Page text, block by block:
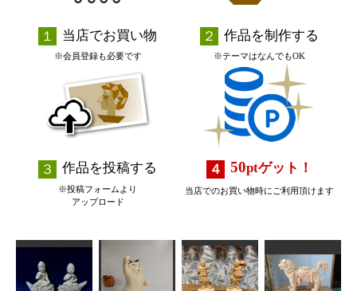
当店でお買い物
※会員登録も必要です
作品を制作する
※テーマはなんでもOK
作品を投稿する
※投稿フォームより
アップロード
50ptゲット！
当店でのお買い物時にご利用頂けます